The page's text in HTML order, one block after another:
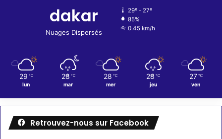
dakar
Nuages Dispersés
29º - 27º
85%
0.45 km/h
29 ℃
lun
28 ℃
mar
28 ℃
mer
28 ℃
jeu
27 ℃
ven
Retrouvez-nous sur Facebook